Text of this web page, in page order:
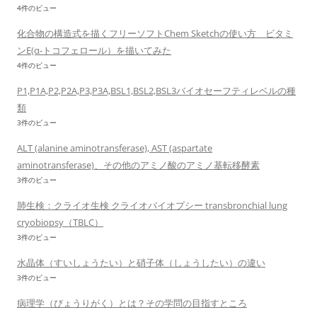
4件のビュー
化合物の構造式を描くフリーソフトChem Sketchの使い方 ビタミ
ンE(α-トコフェロール）を描いてみた
4件のビュー
P1,P1A,P2,P2A,P3,P3A,BSL1,BSL2,BSL3バイオセーフティレベルの種
類
3件のビュー
ALT (alanine aminotransferase), AST (aspartate
aminotransferase)、その他のアミノ酸のアミノ基転移酵素
3件のビュー
肺生検：クライオ生検 クライオバイオプシー transbronchial lung
cryobiopsy（TBLC）
3件のビュー
水晶体（すいしょうたい）と硝子体（しょうしたい）の違い
3件のビュー
病理学（びょうりがく）とは？その学問の目指すところ